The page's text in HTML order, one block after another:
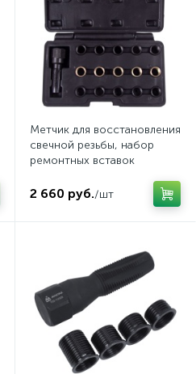
Метчик для восстановления
свечной резьбы, набор
ремонтных вставок
предметов AFFIX
2 660 руб./шт